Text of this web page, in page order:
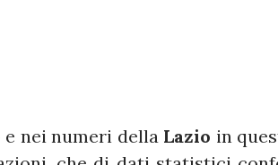
nei numeri della Lazio in